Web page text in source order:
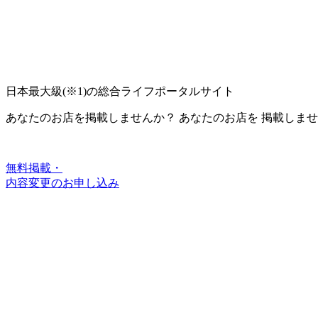
日本最大級(※1)の総合ライフポータルサイト
あなたのお店を掲載しませんか？ あなたのお店を 掲載しま
無料掲載・
内容変更のお申し込み